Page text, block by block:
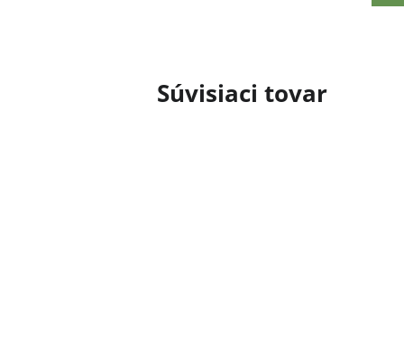
Súvisiaci tovar